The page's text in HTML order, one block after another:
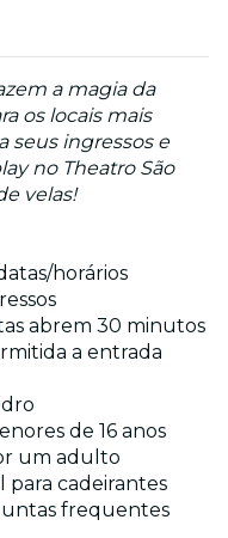
a magia da
os locais mais
seus ingressos e
no Theatro São
velas!
horários
abrem 30 minutos
a entrada
de 16 anos
um adulto
para cadeirantes
frequentes